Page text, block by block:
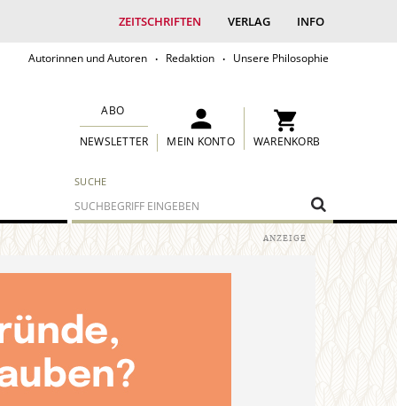
ZEITSCHRIFTEN VERLAG INFO
Autorinnen und Autoren Redaktion Unsere Philosophie
SUCHE
ABO
NEWSLETTER MEIN KONTO WARENKORB